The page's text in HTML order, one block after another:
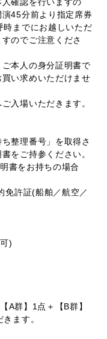
45分前より指定席券
時までにお越しいただ
のでご注意くださ
本人の身分証明書で
い求めいただけませ
入場いただきます。
整理番号」を取得さ
をご持参ください。
書をお持ちの場合
許証(船舶／航空／
)
A群】1点＋【B群】
ます。